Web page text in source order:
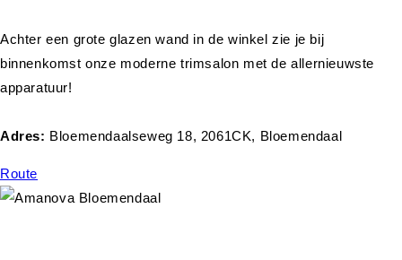
Achter een grote glazen wand in de winkel zie je bij
binnenkomst onze moderne trimsalon met de allernieuwste
apparatuur!
Adres: Bloemendaalseweg 18, 2061CK, Bloemendaal
Route